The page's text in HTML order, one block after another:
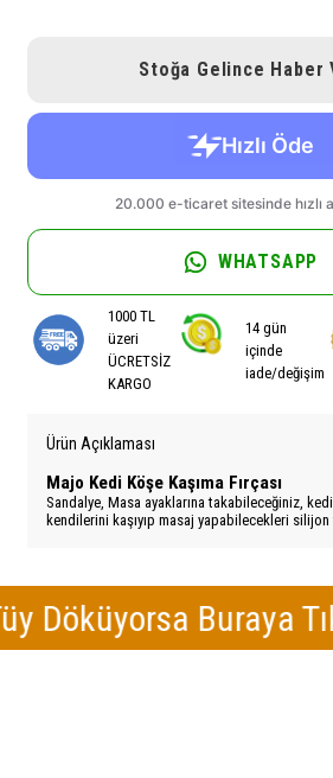
Stoğa Gelince Haber
WHATSAPP
1000 TL
üzeri
ÜCRETSİZ
KARGO
14 gün
içinde
iade/değişim
Ürün Açıklaması
Majo Kedi Köşe Kaşıma Fırçası
Sandalye, Masa ayaklarına takabileceğiniz,
kendilerini kaşıyıp masaj yapabilecekleri silijon
Buraya